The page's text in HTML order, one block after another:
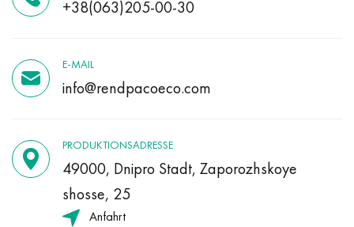
+38(063)205-00-30
E-MAIL
info@rendpacoeco.com
PRODUKTIONSADRESSE
49000, Dnipro Stadt, Zaporozhskoye
shosse, 25
Anfahrt